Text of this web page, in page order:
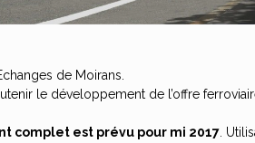
de Moirans.
le développement de l’offre
complet est prévu pour mi 2017 .